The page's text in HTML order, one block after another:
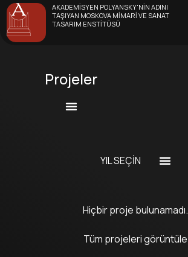
AKADEMISYEN POLYANSKY'NIN ADINI
TAŞIYAN MOSKOVA MIMARI VE SANAT
TASARIM ENSTITÜSÜ
Projeler
YIL SEÇIN
Hiçbir proje bulunamadı.
Tüm projeleri görüntüle